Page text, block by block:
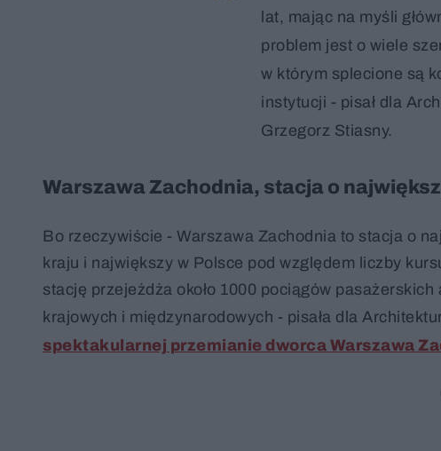
lat, mając na myśli
problem jest o wiele
w którym splecione są
instytucji - pisał dla
Grzegorz Stiasny.
Warszawa Zachodnia, stacja o
Bo rzeczywiście - Warszawa Zachodnia to stacja o
kraju i największy w Polsce pod względem liczby
stację przejeżdża około 1000 pociągów
krajowych i międzynarodowych - pisała dla
spektakularnej przemianie dworca Warszawa